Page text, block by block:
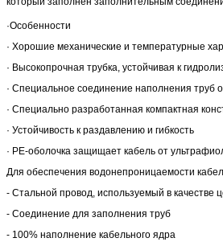
·Особенности
· Хорошие механические и температурные
· Высокопрочная трубка, устойчивая к
· Специальное соединение наполнения труб
· Специально разработанная компактная
· Устойчивость к раздавлению и гибкость
· PE-оболочка защищает кабель от
Для обеспечения водонепроницаемости
- Стальной провод, используемый в качестве
- Соединение для заполнения труб
- 100% наполнение кабельного ядра